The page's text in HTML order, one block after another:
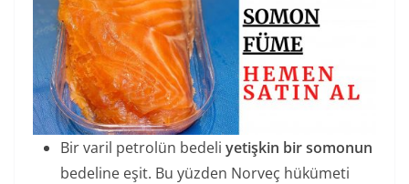
Bir varil petrolün bedeli yetişkin bir somonun
bedeline eşit. Bu yüzden Norveç hükümeti